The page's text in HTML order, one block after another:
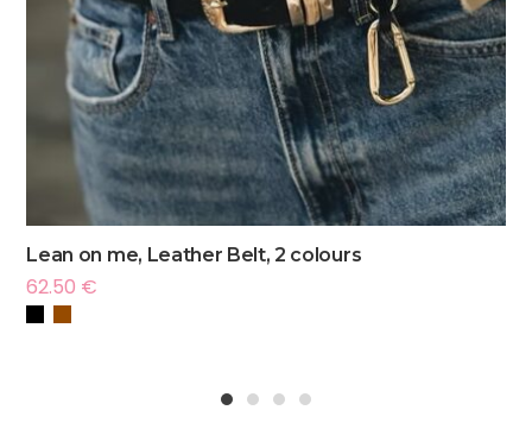
Lean on me, Leather Belt, 2 colours
62.50 €